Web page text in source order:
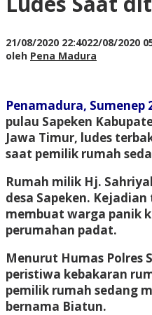
21/08/2020 22:4022/08/2020
oleh Pena Madura
Penamadura, Sumenep
pulau Sapeken
Jawa Timur, ludes
saat pemilik rumah
Rumah milik Hj.
desa Sapeken.
membuat warga panik
perumahan padat.
Menurut Humas Polres
peristiwa kebakaran
pemilik rumah sedang
bernama Biatun.